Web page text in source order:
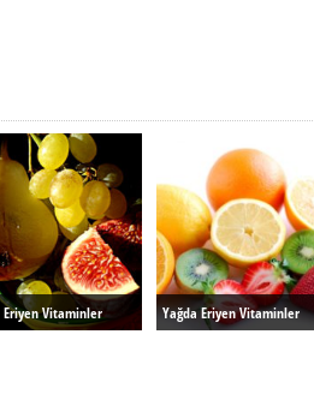
Eriyen Vitaminler Yağda Eriyen Vitaminler